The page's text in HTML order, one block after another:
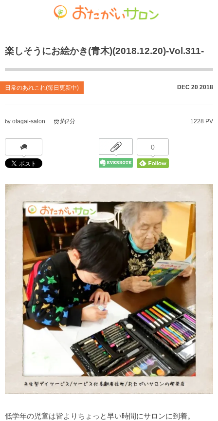
楽しそうにお絵かき(青木)(2018.12.20)-Vol.311-
日常のあれこれ(毎日更新中) DEC 20 2018
by otagai-salon 1228 PV
約2分
0
低学年の児童は皆よりちょっと早い時間にサロンに到着。
お知らせ
共生型デイサービス おたがいサロン
おたがいサロンの喫茶店（オレンジカフェ）
ごちゃまぜ食堂
就労継続支援 B型事業